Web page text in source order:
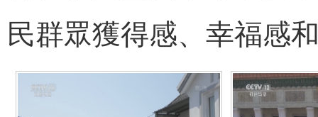
民群眾獲得感、幸福感